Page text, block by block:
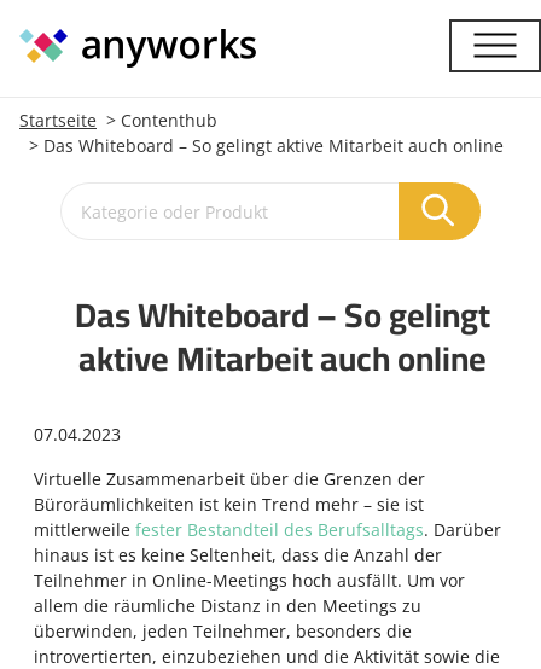
Startseite
Contenthub
Das Whiteboard – So gelingt aktive Mitarbeit auch online
Das Whiteboard – So gelingt
aktive Mitarbeit auch online
07.04.2023
Virtuelle Zusammenarbeit über die Grenzen der
Büroräumlichkeiten ist kein Trend mehr – sie ist
mittlerweile fester Bestandteil des Berufsalltags. Darüber
hinaus ist es keine Seltenheit, dass die Anzahl der
Teilnehmer in Online-Meetings hoch ausfällt. Um vor
allem die räumliche Distanz in den Meetings zu
überwinden, jeden Teilnehmer, besonders die
introvertierten, einzubeziehen und die Aktivität sowie die